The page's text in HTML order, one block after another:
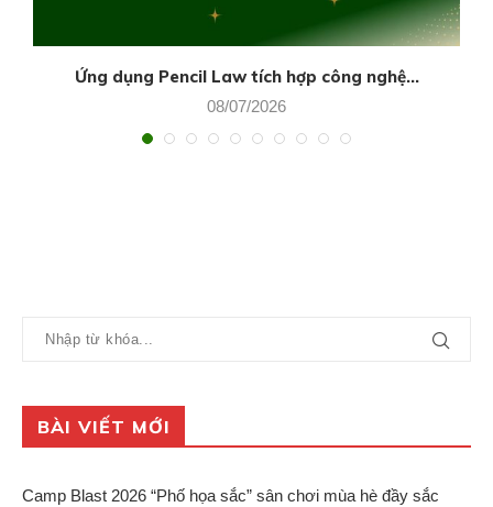
Ứng dụng Pencil Law tích hợp công nghệ...
08/07/2026
BÀI VIẾT MỚI
Camp Blast 2026 “Phố họa sắc” sân chơi mùa hè đầy sắc